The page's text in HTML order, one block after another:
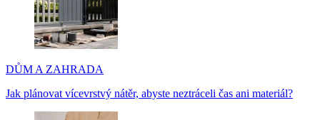
DŮM A ZAHRADA
Jak plánovat vícevrstvý nátěr, abyste neztráceli čas ani materiál?